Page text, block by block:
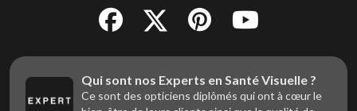
Qui sont nos Experts en Santé Visuelle ?
Ce sont des opticiens diplômés qui ont à cœur le